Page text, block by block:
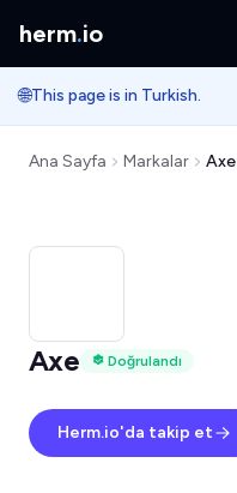
herm.io
🌐This page is in Turkish.
Ana Sayfa Markalar Axe
Axe Doğrulandı
Herm.io'da takip et